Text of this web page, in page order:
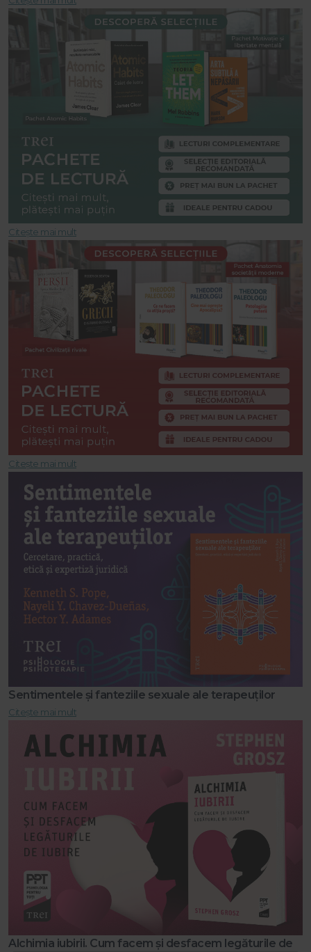
Citește mai mult
Citește mai mult
Sentimentele și fanteziile sexuale ale terapeuților
Citește mai mult
Alchimia iubirii. Cum facem și desfacem legăturile de